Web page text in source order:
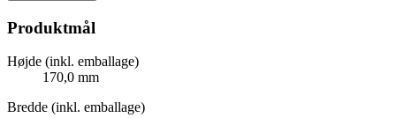
Produktmål
Højde (inkl. emballage)
170,0 mm
Bredde (inkl. emballage)